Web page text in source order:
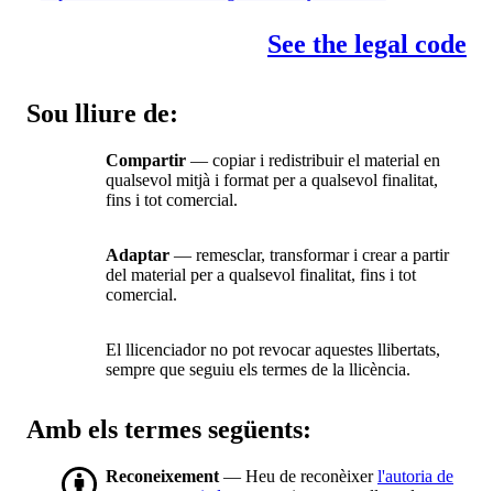
See the legal code
Sou lliure de:
Compartir — copiar i redistribuir el material en
qualsevol mitjà i format per a qualsevol finalitat,
fins i tot comercial.
Adaptar — remesclar, transformar i crear a partir
del material per a qualsevol finalitat, fins i tot
comercial.
El llicenciador no pot revocar aquestes llibertats,
sempre que seguiu els termes de la llicència.
Amb els termes següents:
Reconeixement — Heu de reconèixerl'autoria de